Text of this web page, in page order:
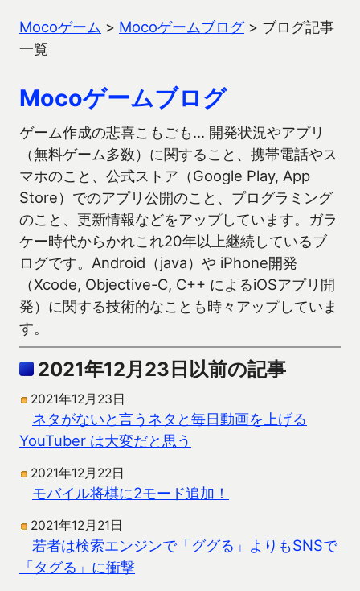
Mocoゲーム > Mocoゲームブログ> ブログ記事
一覧
Mocoゲームブログ
ゲーム作成の悲喜こもごも… 開発状況やアプリ
（無料ゲーム多数）に関すること、携帯電話やス
マホのこと、公式ストア（Google Play, App
Store）でのアプリ公開のこと、プログラミング
のこと、更新情報などをアップしています。ガラ
ケー時代からかれこれ20年以上継続しているブ
ログです。Android（java）や iPhone開発
（Xcode, Objective-C, C++ によるiOSアプリ開
発）に関する技術的なことも時々アップしていま
す。
2021年12月23日以前の記事
2021年12月23日
ネタがないと言うネタと毎日動画を上げる
YouTuber は大変だと思う
2021年12月22日
モバイル将棋に2モード追加！
2021年12月21日
若者は検索エンジンで「ググる」よりもSNSで
「タグる」に衝撃